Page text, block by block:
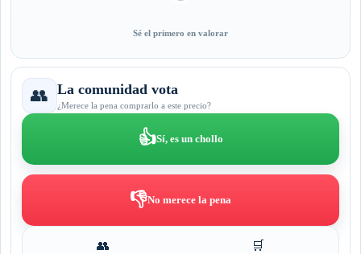
Sé el primero en valorar
👥 La comunidad vota
¿Merece la pena comprarlo a este precio?
👍Sí, es un chollo
👎No merece la pena
👥 🛒